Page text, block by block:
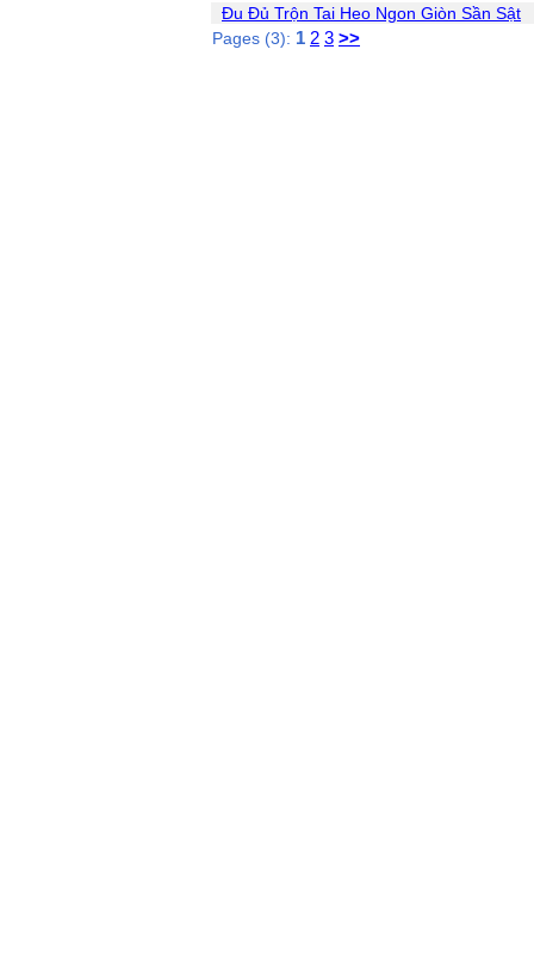
Đu Đủ Trộn Tai Heo Ngon Giòn Sần Sật
Pages (3): 1 2 3 >>